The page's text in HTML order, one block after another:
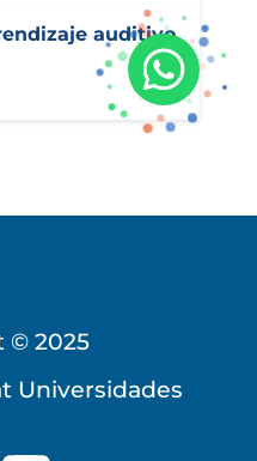
auditivo
© 2025
Universidades
Virtual